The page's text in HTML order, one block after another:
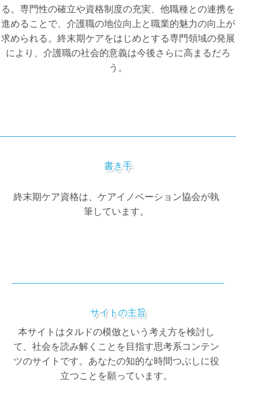
る。専門性の確立や資格制度の充実、他職種との連携を
進めることで、介護職の地位向上と職業的魅力の向上が
求められる。終末期ケアをはじめとする専門領域の発展
により、介護職の社会的意義は今後さらに高まるだろ
う。
書き手
終末期ケア資格は、ケアイノベーション協会が執
筆しています。
サイトの主旨
本サイトはタルドの模倣という考え方を検討し
て、社会を読み解くことを目指す思考系コンテン
ツのサイトです。あなたの知的な時間つぶしに役
立つことを願っています。